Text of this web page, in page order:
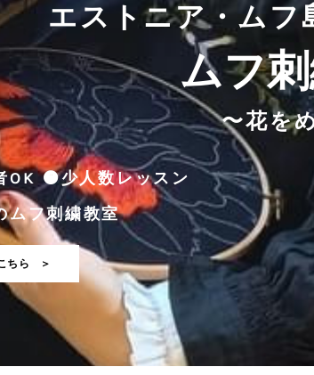
エストニア・ムフ
ムフ
〜花を
OK 🟠少人数レッスン
ムフ刺繍教室
ちら ＞